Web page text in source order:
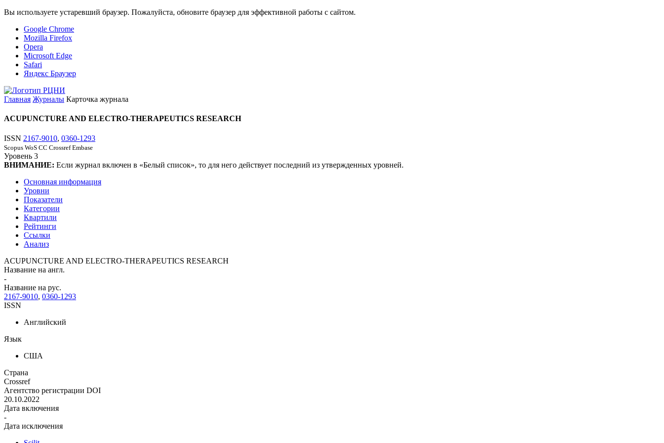
Вы используете устаревший браузер. Пожалуйста, обновите браузер для эффективной работы с сайтом.
Google Chrome
Mozilla Firefox
Opera
Microsoft Edge
Safari
Яндекс Браузер
Главная Журналы Карточка журнала
ACUPUNCTURE AND ELECTRO-THERAPEUTICS RESEARCH
ISSN 2167-9010, 0360-1293
Scopus WoS CC Crossref Embase
Уровень 3
ВНИМАНИЕ: Если журнал включен в «Белый список», то для него действует последний из утвержденных уровней.
Основная информация
Уровни
Показатели
Категории
Квартили
Рейтинги
Ссылки
Анализ
ACUPUNCTURE AND ELECTRO-THERAPEUTICS RESEARCH
Название на англ.
-
Название на рус.
2167-9010, 0360-1293
ISSN
Английский
Язык
США
Страна
Crossref
Агентство регистрации DOI
20.10.2022
Дата включения
-
Дата исключения